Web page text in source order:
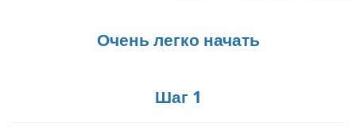
Очень легко начать
Шаг 1